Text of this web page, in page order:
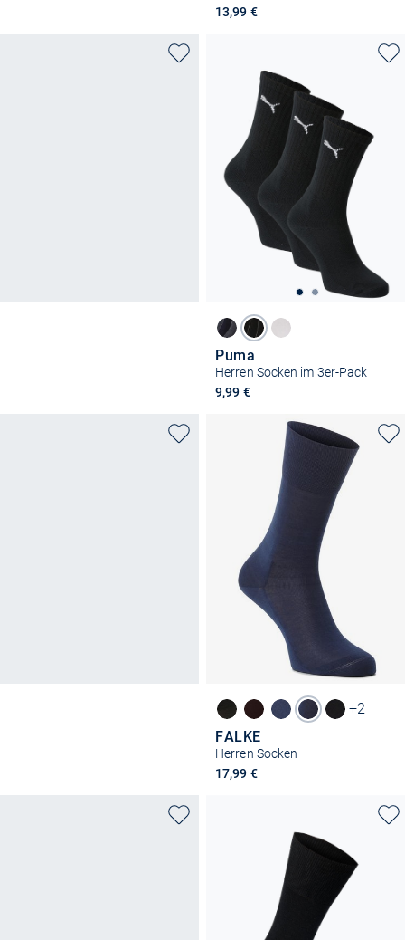
13,99 €
Puma
Herren Socken im 3er-Pack
9,99 €
+2
FALKE
Herren Socken
17,99 €